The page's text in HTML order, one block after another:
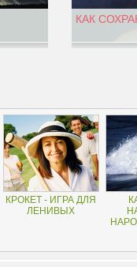
КАК
КРОКЕТ - ИГРА ДЛЯ
ЛЕНИВЫХ